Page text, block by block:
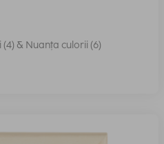
& Nuanța culorii (6)